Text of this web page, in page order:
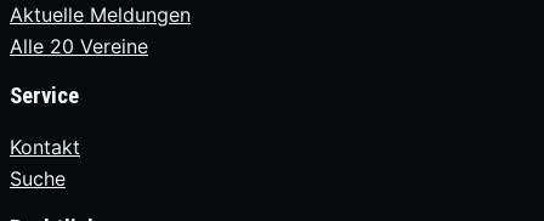
Aktuelle Meldungen
Alle 20 Vereine
Service
Kontakt
Suche